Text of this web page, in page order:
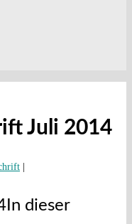
Juli 2014
In dieser